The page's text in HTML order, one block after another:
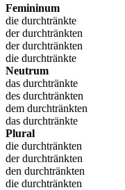
Femininum
die durchtränkte
der durchtränkten
der durchtränkten
die durchtränkte
Neutrum
das durchtränkte
des durchtränkten
dem durchtränkten
das durchtränkte
Plural
die durchtränkten
der durchtränkten
den durchtränkten
die durchtränkten